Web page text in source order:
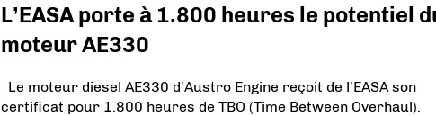
L’EASA porte à 1.800 heures le potentiel
moteur AE330
Le moteur diesel AE330 d’Austro Engine reçoit de l’EASA son
certificat pour 1.800 heures de TBO (Time Between Overhaul).